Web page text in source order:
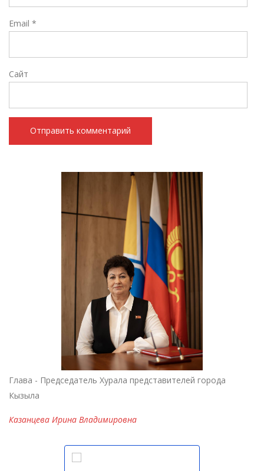
Email *
Сайт
Глава - Председатель Хурала представителей города
Кызыла
Казанцева Ирина Владимировна